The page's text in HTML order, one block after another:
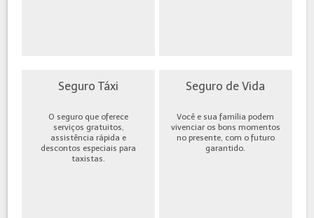
Seguro Táxi
O seguro que oferece
serviços gratuitos,
assistência rápida e
descontos especiais para
taxistas.
Seguro de Vida
Você e sua família podem
vivenciar os bons momentos
no presente, com o futuro
garantido.